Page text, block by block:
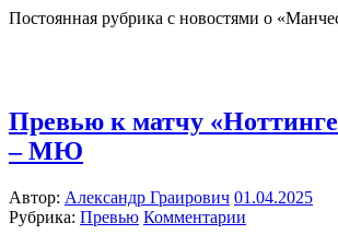
Постоянная рубрика с новостями о
Превью к матчу
– МЮ
Автор: Александр Граирович 01.04.2025
Рубрика: Превью Комментарии